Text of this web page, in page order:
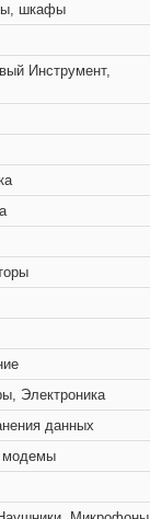
шкафы
Инструмент,
Электроника
данных
модемы